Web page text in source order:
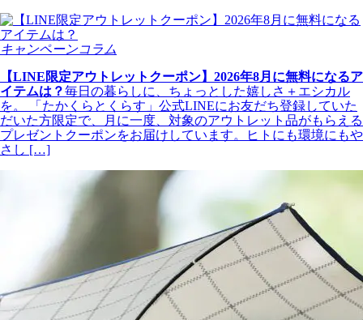
キャンペーンコラム
【LINE限定アウトレットクーポン】2026年8月に無料になるア
イテムは？毎日の暮らしに、ちょっとした嬉しさ＋エシカル
を。 「たかくらとくらす」公式LINEにお友だち登録していた
だいた方限定で、月に一度、対象のアウトレット品がもらえる
プレゼントクーポンをお届けしています。ヒトにも環境にもや
さし […]